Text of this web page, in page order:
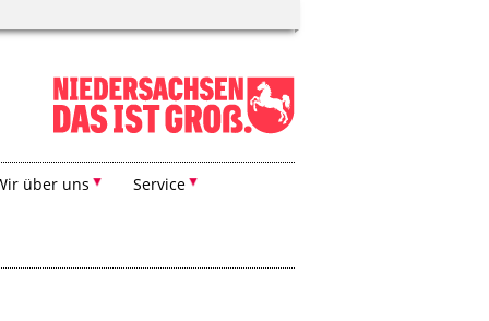
über uns Service